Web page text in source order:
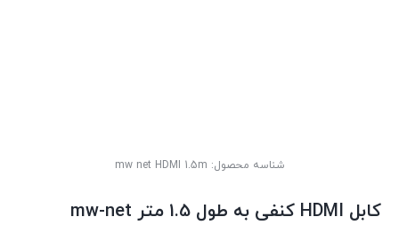
شناسه محصول: mw net HDMI 1.5m
کابل HDMI کنفی به طول 1.5 متر mw-net